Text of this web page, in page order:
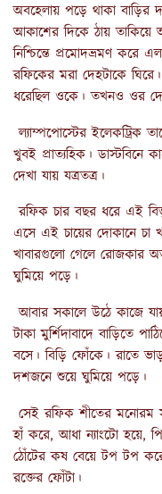
অবহেলায় পড়ে থাকা
আকাশের দিকে ঠায় তাকিয়ে
নিশ্চিন্তে প্রমোদভ্রমণ
রফিকের মরা দেহটাকে
ধরেছিল ওকে। তখনও ওর
ল্যাম্পপোস্টের
খুবই প্রাত্যহিক।
দেখা যায় যত্রতত্র।
রফিক চার বছর ধরে এই
এসে এই চায়ের দোকানে চা
খাবারগুলো গেলে রোজকার
ঘুমিয়ে পড়ে।
আবার সকালে উঠে কাজে
টাকা মুর্শিদাবাদে বাড়িতে
বসে। বিড়ি ফোঁকে। রাতে
দশজনে শুয়ে ঘুমিয়ে পড়ে।
সেই রফিক শীতের মনোরম
হাঁ করে, আধা ন্যাংটো হয়ে,
ঠোঁটের কষ বেয়ে টপ টপ
রক্তের ফোঁটা।